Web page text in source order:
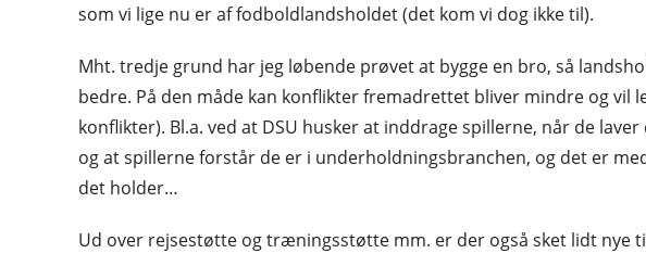
som vi lige nu er af fodboldlandsholdet (det kom vi dog ikke til).
Mht. tredje grund har jeg løbende prøvet at bygge en bro, så
bedre. På den måde kan konflikter fremadrettet bliver mindre og vil
konflikter). Bl.a. ved at DSU husker at inddrage spillerne, når de
og at spillerne forstår de er i underholdningsbranchen, og det er
det holder…
Ud over rejsestøtte og træningsstøtte mm. er der også sket lidt nye